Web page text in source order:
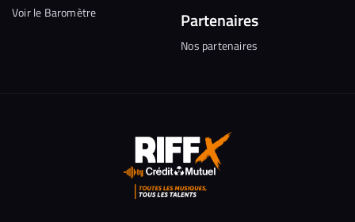
Voir le Baromètre Partenaires
Nos partenaires